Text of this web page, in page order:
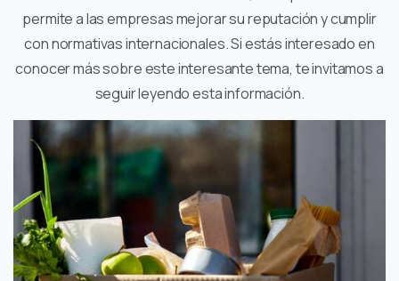
permite a las empresas mejorar su reputación y cumplir
con normativas internacionales. Si estás interesado en
conocer más sobre este interesante tema, te invitamos a
seguir leyendo esta información.